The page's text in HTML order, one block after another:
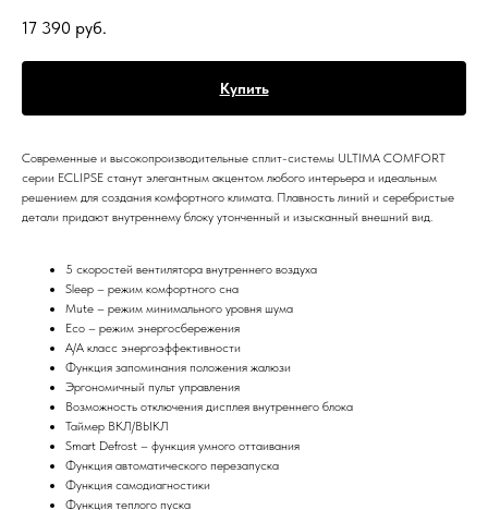
17 390 руб.
Купить
Современные и высокопроизводительные сплит-системы ULTIMA COMFORT
серии ECLIPSE станут элегантным акцентом любого интерьера и идеальным
решением для создания комфортного климата. Плавность линий и серебристые
детали придают внутреннему блоку утонченный и изысканный внешний вид.
5 скоростей вентилятора внутреннего воздуха
Sleep – режим комфортного сна
Mute – режим минимального уровня шума
Eco – режим энергосбережения
A/A класс энергоэффективности
Функция запоминания положения жалюзи
Эргономичный пульт управления
Возможность отключения дисплея внутреннего блока
Таймер ВКЛ/ВЫКЛ
Smart Defrost – функция умного оттаивания
Функция автоматического перезапуска
Функция самодиагностики
Функция теплого пуска